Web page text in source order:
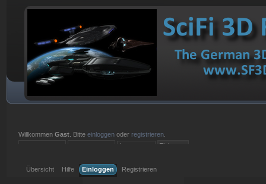
WillkommenGast . Bitteeinloggen oder registrieren
Übersicht
Hilfe Einloggen Registrieren